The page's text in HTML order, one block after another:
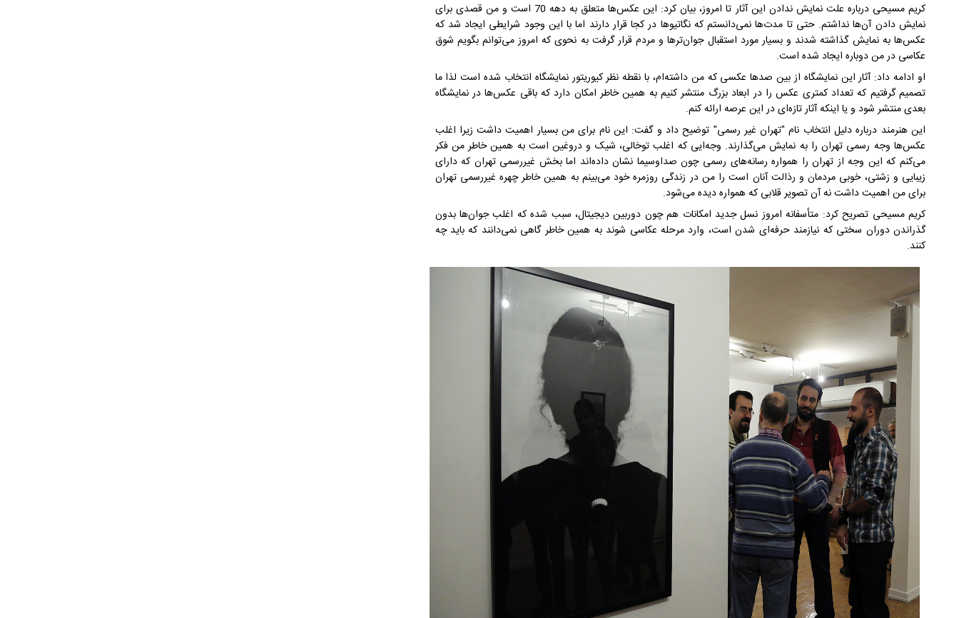
کریم مسیحی درباره علت نمایش ندادن این آثار تا امروز، بیان کرد: این عکس‌ها متعلق به دهه 70 است و من قصدی برای
نمایش دادن آن‌ها نداشتم. حتی تا مدت‌ها نمی‌دانستم که نگاتیوها در کجا قرار دارند اما با این وجود شرایطی ایجاد شد که
عکس‌ها به نمایش گذاشته شدند و بسیار مورد استقبال جوان‌ترها و مردم قرار گرفت به نحوی که امروز می‌توانم بگویم شوق
عکاسی در من دوباره ایجاد شده است.
او ادامه داد: آثار این نمایشگاه از بین صدها عکسی که من داشته‌ام، با نقطه نظر کیوریتور نمایشگاه انتخاب شده است لذا ما
تصمیم گرفتیم که تعداد کمتری عکس را در ابعاد بزرگ منتشر کنیم به همین خاطر امکان دارد که باقی عکس‌ها در نمایشگاه
بعدی منتشر شود و یا اینکه آثار تازه‌ای در این عرصه ارائه کنم.
این هنرمند درباره دلیل انتخاب نام "تهران غیر رسمی" توضیح داد و گفت: این نام برای من بسیار اهمیت داشت زیرا اغلب
عکس‌ها وجه رسمی تهران را به نمایش می‌گذارند. وجه‌ایی که اغلب توخالی، شیک و دروغین است به همین خاطر من فکر
می‌کنم که این وجه از تهران را همواره رسانه‌های رسمی چون صداوسیما نشان داده‌اند اما بخش غیررسمی تهران که دارای
زیبایی و زشتی، خوبی مردمان و رذالت آنان است را من در زندگی روزمره خود می‌بینم به همین خاطر چهره غیررسمی تهران
برای من اهمیت داشت نه آن تصویر قلابی که همواره دیده می‌شود.
کریم مسیحی تصریح کرد: متأسفانه امروز نسل جدید امکانات هم چون دوربین دیجیتال، سبب شده که اغلب جوان‌ها بدون
گذراندن دوران سختی که نیازمند حرفه‌ای شدن است، وارد مرحله عکاسی شوند به همین خاطر گاهی نمی‌دانند که باید چه
کنند.